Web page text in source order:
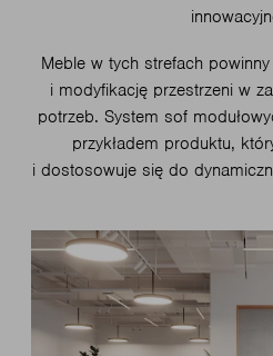
Meble w tych strefach
i modyfikację przestrzeni w
potrzeb. System sof
przykładem produktu,
i dostosowuje się do